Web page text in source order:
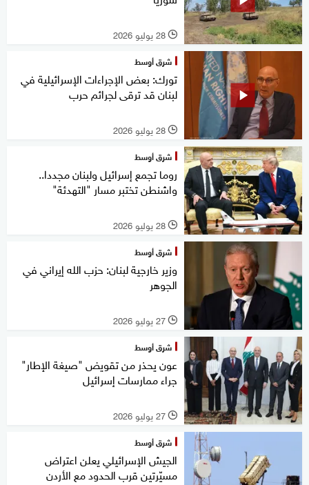
l 28 يوليو 2026
شرق أوسط
تورك: بعض الإجراءات الإسرائيلية في
لبنان قد ترقى لجرائم حرب
l 28 يوليو 2026
شرق أوسط
روما تجمع إسرائيل ولبنان مجددا..
واشنطن تختبر مسار "التهدئة"
l 28 يوليو 2026
شرق أوسط
وزير خارجية لبنان: حزب الله إيراني في
الجوهر
l 27 يوليو 2026
شرق أوسط
عون يحذر من تقويض "صيغة الإطار"
جراء ممارسات إسرائيل
l 27 يوليو 2026
شرق أوسط
الجيش الإسرائيلي يعلن اعتراض
مسيّرتين قرب الحدود مع الأردن